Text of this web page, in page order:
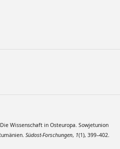
Wissenschaft in Osteuropa. Sowjetunion
Südost-Forschungen, 1(1), 399–402.